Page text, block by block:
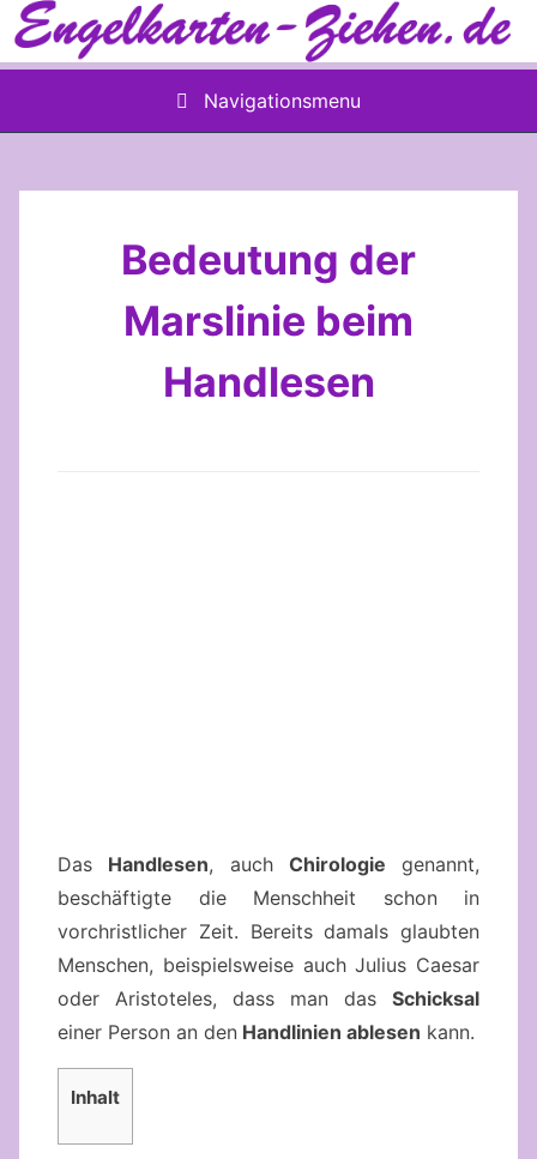
Skip
to
content
Navigationsmenu
Bedeutung der
Marslinie beim
Handlesen
Das Handlesen, auch Chirologie genannt,
beschäftigte die Menschheit schon in
vorchristlicher Zeit. Bereits damals glaubten
Menschen, beispielsweise auch Julius Caesar
oder Aristoteles, dass man das Schicksal
einer Person an den Handlinien ablesen kann.
Inhalt